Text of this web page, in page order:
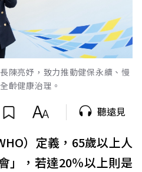
陳亮妤，致力推動健保永續、慢
齡健康治理。
聽遠見
）定義，65歲以上人
」，若達20％以上則是